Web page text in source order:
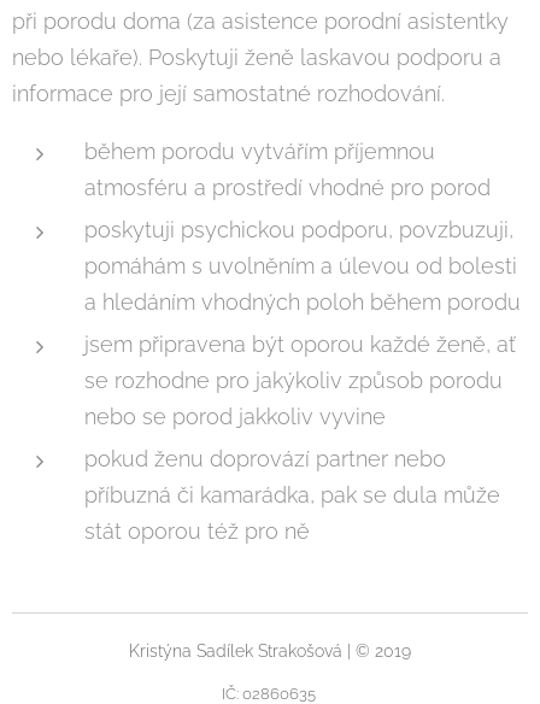
při porodu doma (za asistence porodní asistentky
nebo lékaře). Poskytuji ženě laskavou podporu a
informace pro její samostatné rozhodování.
během porodu vytvářím příjemnou
atmosféru a prostředí vhodné pro porod
poskytuji psychickou podporu, povzbuzuji,
pomáhám s uvolněním a úlevou od bolesti
a hledáním vhodných poloh během porodu
jsem připravena být oporou každé ženě, ať
se rozhodne pro jakýkoliv způsob porodu
nebo se porod jakkoliv vyvine
pokud ženu doprovází partner nebo
příbuzná či kamarádka, pak se dula může
stát oporou též pro ně
Kristýna Sadílek Strakošová | © 2019
IČ: 02860635